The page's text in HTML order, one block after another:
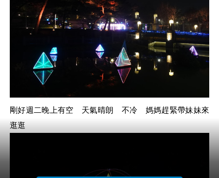
剛好週二晚上有空 天氣晴朗 不冷 媽媽趕緊帶妹妹來
逛逛